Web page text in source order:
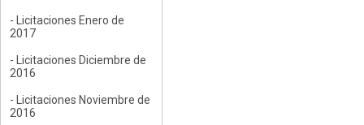
- Licitaciones Enero de
2017
- Licitaciones Diciembre de
2016
- Licitaciones Noviembre de
2016